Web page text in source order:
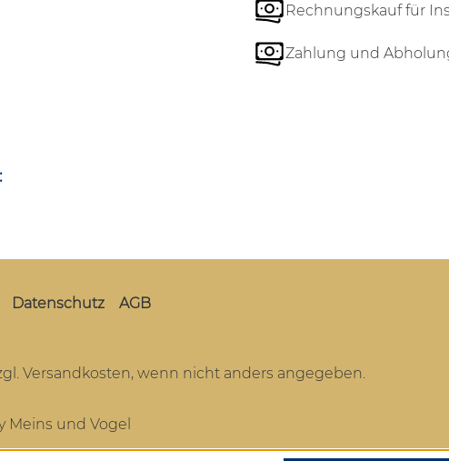
Rechnungskauf für
Zahlung und
Datenschutz AGB
Versandkosten, wenn nicht anders angegeben.
Meins und Vogel